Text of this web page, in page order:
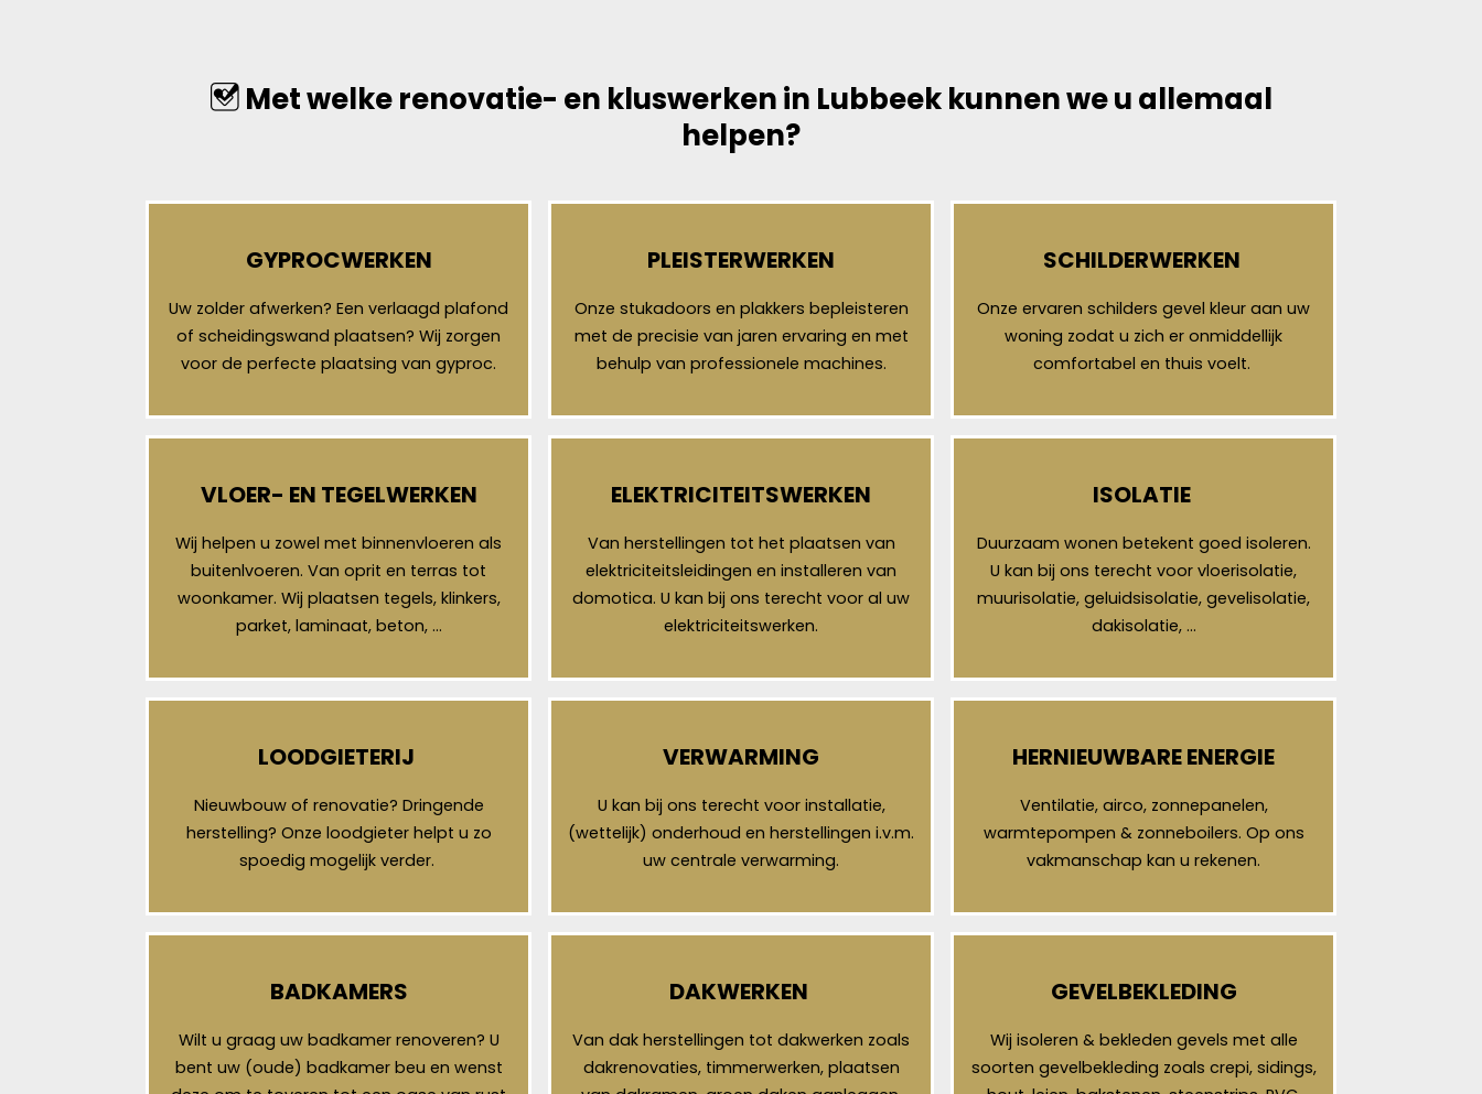
Met welke renovatie- en kluswerken in Lubbeek kunnen we u allemaal
helpen?
GYPROCWERKEN
Uw zolder afwerken? Een verlaagd plafond
of scheidingswand plaatsen? Wij zorgen
voor de perfecte plaatsing van gyproc.
PLEISTERWERKEN
Onze stukadoors en plakkers bepleisteren
met de precisie van jaren ervaring en met
behulp van professionele machines.
SCHILDERWERKEN
Onze ervaren schilders gevel kleur aan uw
woning zodat u zich er onmiddellijk
comfortabel en thuis voelt.
VLOER- EN TEGELWERKEN
Wij helpen u zowel met binnenvloeren als
buitenlvoeren. Van oprit en terras tot
woonkamer. Wij plaatsen tegels, klinkers,
parket, laminaat, beton, …
ELEKTRICITEITSWERKEN
Van herstellingen tot het plaatsen van
elektriciteitsleidingen en installeren van
domotica. U kan bij ons terecht voor al uw
elektriciteitswerken.
ISOLATIE
Duurzaam wonen betekent goed isoleren.
U kan bij ons terecht voor vloerisolatie,
muurisolatie, geluidsisolatie, gevelisolatie,
dakisolatie, …
LOODGIETERIJ
Nieuwbouw of renovatie? Dringende
herstelling? Onze loodgieter helpt u zo
spoedig mogelijk verder.
VERWARMING
U kan bij ons terecht voor installatie,
(wettelijk) onderhoud en herstellingen i.v.m.
uw centrale verwarming.
HERNIEUWBARE ENERGIE
Ventilatie, airco, zonnepanelen,
warmtepompen & zonneboilers. Op ons
vakmanschap kan u rekenen.
BADKAMERS
Wilt u graag uw badkamer renoveren? U
bent uw (oude) badkamer beu en wenst
DAKWERKEN
Van dak herstellingen tot dakwerken zoals
dakrenovaties, timmerwerken, plaatsen
GEVELBEKLEDING
Wij isoleren & bekleden gevels met alle
soorten gevelbekleding zoals crepi, sidings,